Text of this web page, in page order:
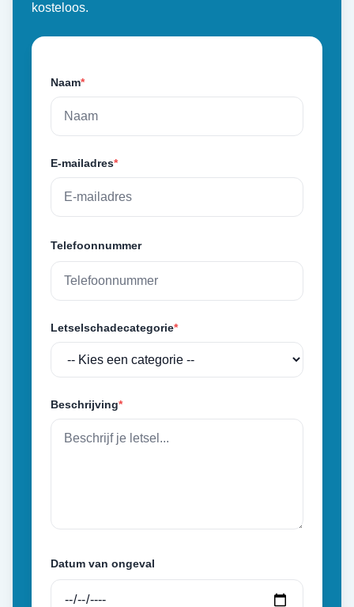
kosteloos.
Naam*
E-mailadres*
Telefoonnummer
Letselschadecategorie*
Beschrijving*
Datum van ongeval